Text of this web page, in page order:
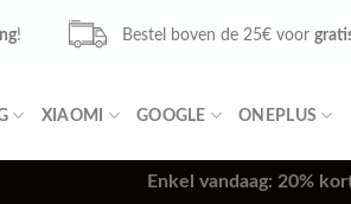
! Bestel boven de 25€ voor
XIAOMI GOOGLE ONEPLUS
Enkel vandaag: 20%